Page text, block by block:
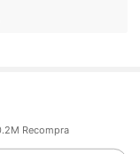
Recompra